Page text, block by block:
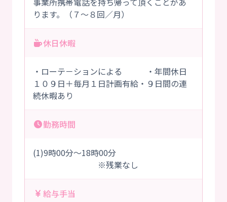
ります。（７～８回／月）
休日休暇
・ローテ－ションによる ・年間休日
１０９日＋毎月１日計画有給・９日間の連
続休暇あり
勤務時間
(1)9時00分～18時00分
※残業なし
給与手当